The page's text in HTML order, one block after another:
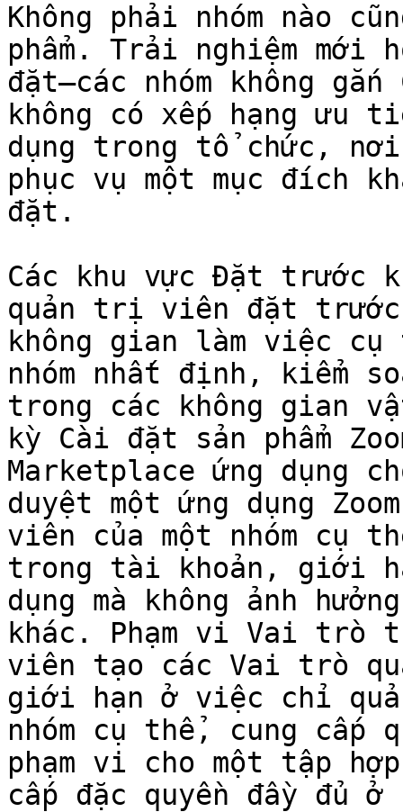
Không phải nhóm nào
phẩm. Trải nghiệm mới
đặt—các nhóm không
không có xếp hạng ưu
dụng trong tổ chức,
phục vụ một mục đích
đặt.
Các khu vực Đặt trước
quản trị viên đặt trước
không gian làm việc
nhóm nhất định, kiểm
trong các không gian
kỳ Cài đặt sản phẩm
Marketplace ứng dụng
duyệt một ứng dụng
viên của một nhóm cụ
trong tài khoản, giới
dụng mà không ảnh
khác. Phạm vi Vai trò
viên tạo các Vai trò
giới hạn ở việc chỉ
nhóm cụ thể, cung cấp
phạm vi cho một tập
cấp đặc quyền đầy đủ